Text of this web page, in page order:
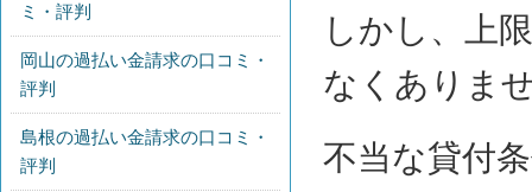
しかし、上
なくありま
不当な貸付
ミ・評判
岡山の過払い金請求の口コミ・
評判
島根の過払い金請求の口コミ・
評判